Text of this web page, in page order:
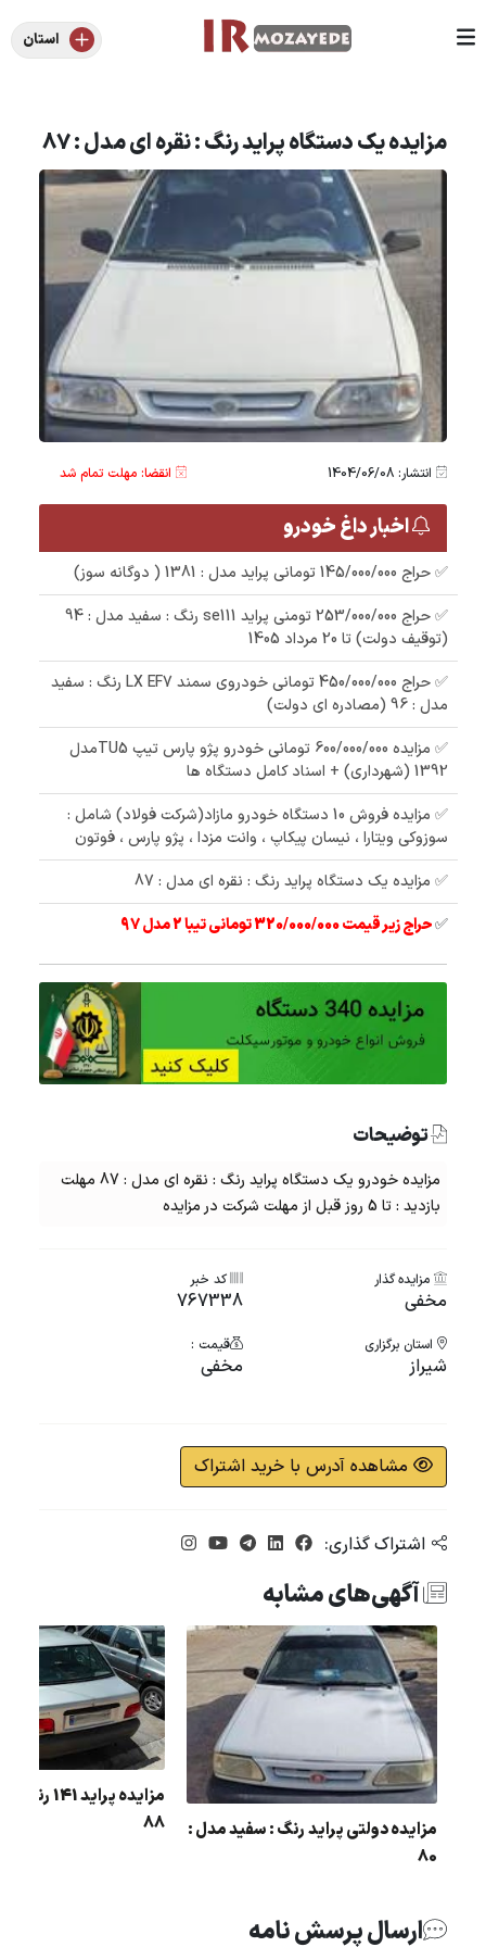
استان
مزایده یک دستگاه پراید رنگ : نقره ای مدل : 87
انتشار: 1404/06/08 انقضا: مهلت تمام شد
اخبار داغ خودرو
✅ حراج 145/000/000 تومانی پراید مدل : 1381 ( دوگانه سوز)
✅ حراج 253/000/000 تومنی پراید se111 رنگ : سفید مدل : 94
(توقیف دولت) تا 20 مرداد 1405
✅ حراج 450/000/000 تومانی خودروی سمند LX EF7 رنگ : سفید
مدل : 96 (مصادره ای دولت)
✅ مزایده 600/000/000 تومانی خودرو پژو پارس تیپ TU5مدل
1392 (شهرداری) + اسناد کامل دستگاه ها
✅ مزایده فروش 10 دستگاه خودرو مازاد(شرکت فولاد) شامل :
سوزوکی ویتارا ، نیسان پیکاپ ، وانت مزدا ، پژو پارس ، فوتون
✅ مزایده یک دستگاه پراید رنگ : نقره ای مدل : 87
✅حراج زیر قیمت 320/000/000 تومانی تیبا 2 مدل 97
توضیحات
مزایده خودرو یک دستگاه پراید رنگ : نقره ای مدل : 87 مهلت
بازدید : تا 5 روز قبل از مهلت شرکت در مزایده
مزایده گذار
مخفی
کد خبر
767338
استان برگزاری
شيراز
قیمت :
مخفی
مشاهده آدرس با خرید اشتراک
اشتراک گذاری:
آگهی‌های مشابه
مزایده
88
مزایده دولتی پراید رنگ : سفید مدل :
80
ارسال پرسش نامه